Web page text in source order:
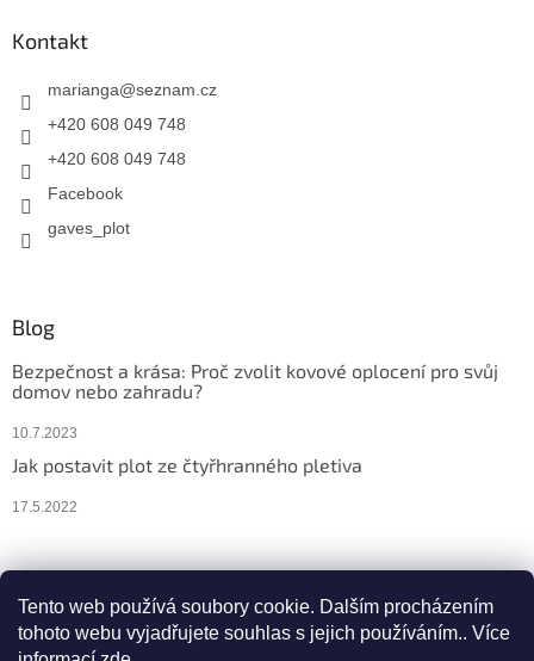
Tento web používá soubory cookie. Dalším procházením
tohoto webu vyjadřujete souhlas s jejich používáním.. Více
Kontakt
marianga@seznam.cz
+420 608 049 748
+420 608 049 748
Facebook
gaves_plot
Blog
Bezpečnost a krása: Proč zvolit kovové oplocení pro svůj
domov nebo zahradu?
10.7.2023
Jak postavit plot ze čtyřhranného pletiva
17.5.2022